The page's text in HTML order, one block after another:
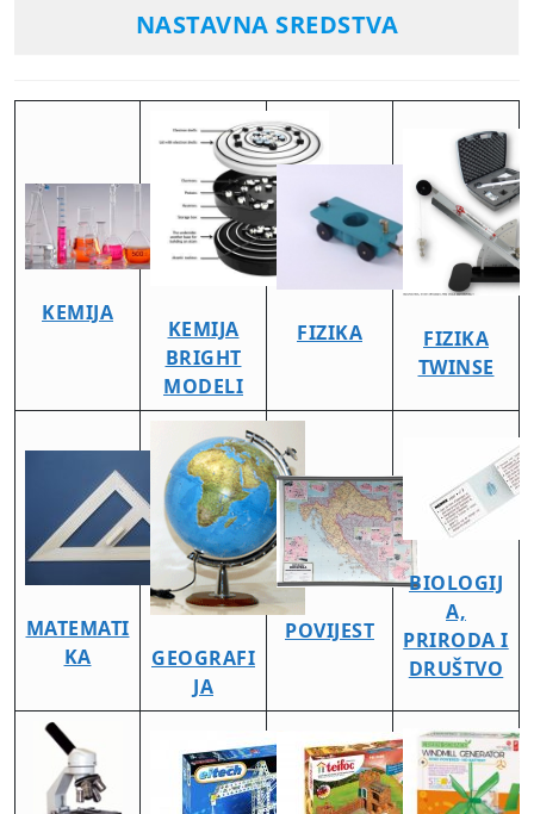
NASTAVNA SREDSTVA
KEMIJA
KEMIJA
BRIGHT
MODELI
FIZIKA
FIZIKA
TWINSE
MATEMATI
KA
GEOGRAFI
JA
POVIJEST
BIOLOGIJ
A,
PRIRODA I
DRUŠTVO